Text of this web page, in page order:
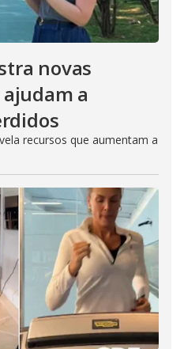
novas
a
recursos que aumentam a